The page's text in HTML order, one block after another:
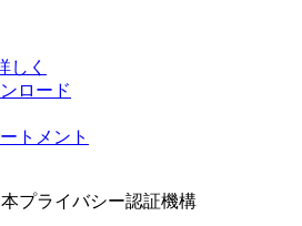
しく
ロード
トメント